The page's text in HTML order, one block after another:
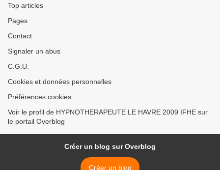
Top articles
Pages
Contact
Signaler un abus
C.G.U.
Cookies et données personnelles
Préférences cookies
Voir le profil de HYPNOTHERAPEUTE LE HAVRE 2009 IFHE sur
le portail Overblog
Créer un blog sur Overblog
Créer un blog